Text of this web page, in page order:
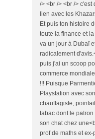
/> <br /> <br />
lien avec les
Et puis ton histoire
toute la finance et
va un jour à Dubaï
radicalement
puis j'ai un scoop
commerce
!!! Puisque
Playstation avec
chauffagiste,
tabac dont le
son chat chez
prof de maths et